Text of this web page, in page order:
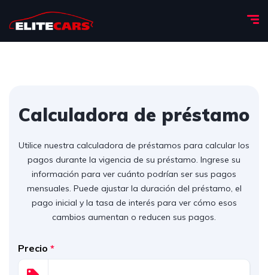
Calculadora de préstamo
Utilice nuestra calculadora de préstamos para calcular los
pagos durante la vigencia de su préstamo. Ingrese su
información para ver cuánto podrían ser sus pagos
mensuales. Puede ajustar la duración del préstamo, el
pago inicial y la tasa de interés para ver cómo esos
cambios aumentan o reducen sus pagos.
Precio *